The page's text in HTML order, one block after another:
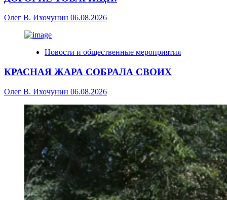
Олег В. Ихочунин 06.08.2026
Новости и общественные мероприятия
КРАСНАЯ ЖАРА СОБРАЛА СВОИХ
Олег В. Ихочунин 06.08.2026